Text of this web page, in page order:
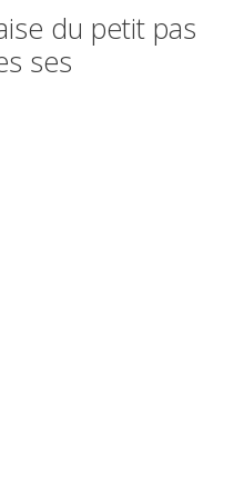
du petit pas
ses